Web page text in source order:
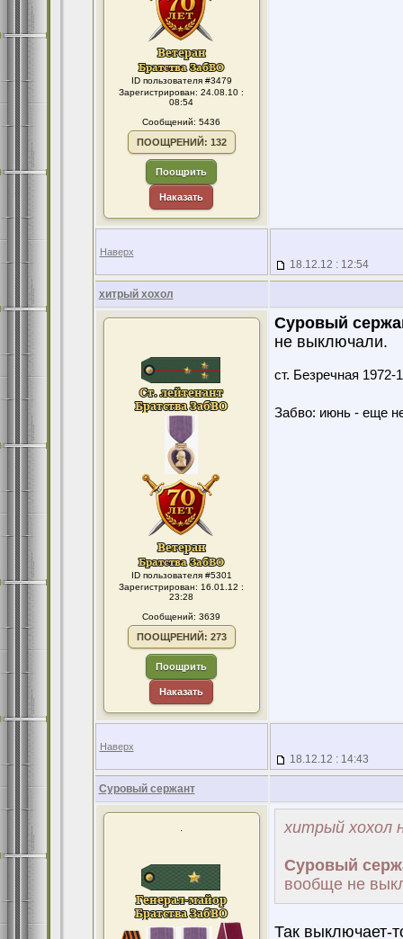
ID пользователя #3479
Зарегистрирован: 24.08.10 :
08:54
Сообщений: 5436
ПООЩРЕНИЙ: 132
Поощрить
Наказать
Наверх
18.12.12 : 12:54
хитрый хохол
ID пользователя #5301
Зарегистрирован: 16.01.12 :
23:28
Сообщений: 3639
ПООЩРЕНИЙ: 273
Поощрить
Наказать
Суровый
не выключали.
ст. Безречная
Забво: июнь - еще
Наверх
18.12.12 : 14:43
Суровый сержант
. хитрый хохол
Суровый
вообще не
Так выключает-